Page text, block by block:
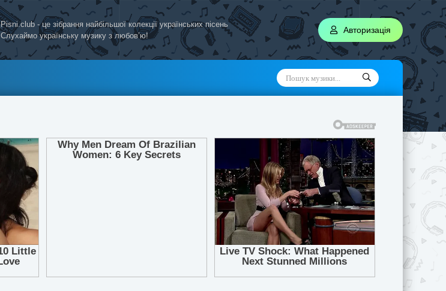
Pisni.club - це зібрання найбільшої колекції українських пісень
Слухаймо українську музику з любов’ю!
Авторизація